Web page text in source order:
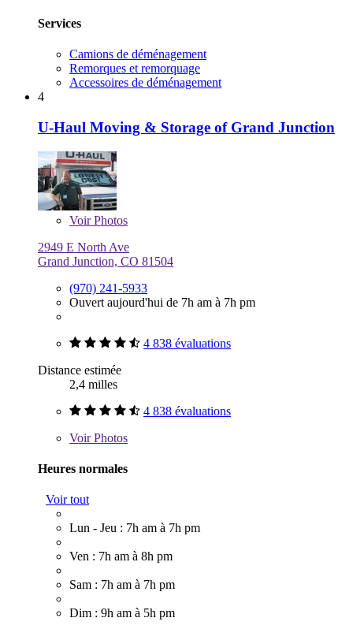
Services
Camions de déménagement
Remorques et remorquage
Accessoires de déménagement
4
U-Haul Moving & Storage of Grand Junction
VoirPhotos
2949 E North Ave
Grand Junction, CO 81504
(970) 241-5933
Ouvert aujourd'hui de 7h am à 7h pm
4 838 évaluations
Distance estimée
2,4 milles
4 838 évaluations
VoirPhotos
Heures normales
Voir tout
Lun - Jeu : 7h am à 7h pm
Ven : 7h am à 8h pm
Sam : 7h am à 7h pm
Dim : 9h am à 5h pm